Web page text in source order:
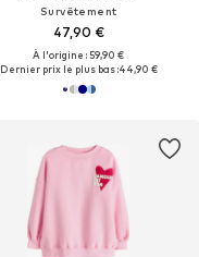
Survêtement
47,90 €
À l'origine : 59,90 €
Dernier prix le plus bas :44,90 €